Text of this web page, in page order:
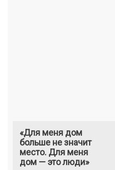
«Для меня дом
больше не значит
место. Для меня
дом — это люди»